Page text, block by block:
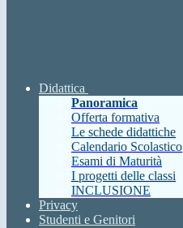
Didattica
Panoramica
Offerta formativa
Le schede didattiche
Calendario Scolastico
Esami di Maturità
I progetti delle classi
INCLUSIONE
Privacy
Studenti e Genitori